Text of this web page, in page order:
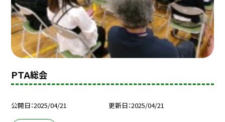
ＰＴＡ総会
公開日 2025/04/21 更新日 2025/04/21